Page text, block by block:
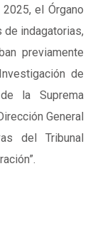
el Órgano
indagatorias,
previamente
de
la Suprema
General
del Tribunal